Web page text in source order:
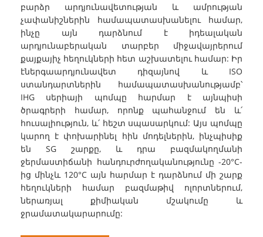
բարձր արդյունավետության և ամրության
չափանիշներին համապատասխանելու համար,
ինչը այն դարձնում է իդեալական
արդյունաբերական տարբեր միջավայրերում
քայքայիչ հեղուկների հետ աշխատելու համար: Իր
էներգաարդյունավետ դիզայնով և ISO
ստանդարտներին համապատասխանությամբ՝
IHG սերիայի պոմպը հարմար է այնպիսի
ծրագրերի համար, որոնք պահանջում են և՛
հուսալիություն, և՛ հեշտ սպասարկում: Այս պոմպը
կարող է փոխարինել հին մոդելներին, ինչպիսիք
են SG շարքը, և դրա բազմակողմանի
ջերմաստիճանի հանդուրժողականությունը -20°C-
ից մինչև 120°C այն հարմար է դարձնում մի շարք
հեղուկների համար բազմաթիվ ոլորտներում,
ներառյալ քիմիական մշակումը և
ջրամատակարարումը: